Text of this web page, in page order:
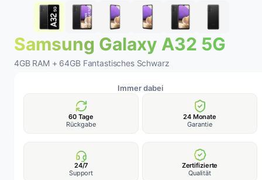
Samsung Galaxy A32 5G
4GB RAM + 64GB Fantastisches Schwarz
Immer dabei
60 Tage
Rückgabe
24 Monate
Garantie
24/7
Support
Zertifizierte
Qualität